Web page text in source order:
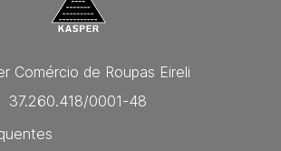
Comércio de Roupas Eireli
37.260.418/0001-48